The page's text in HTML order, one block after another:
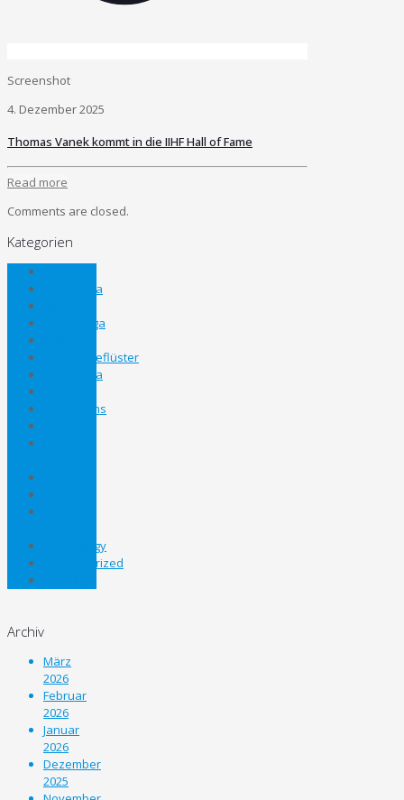
Screenshot
4. Dezember 2025
Thomas Vanek kommt in die IIHF Hall of Fame
Read more
Comments are closed.
Kategorien
Bezirksliga
Gebietsliga
Kabinengeflüster
Landesliga
Nachwuchs
Technology
Uncategorized
Archiv
März
2026
Februar
2026
Januar
2026
Dezember
2025